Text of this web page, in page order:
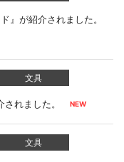
』が紹介されました。
文具
れました。
文具